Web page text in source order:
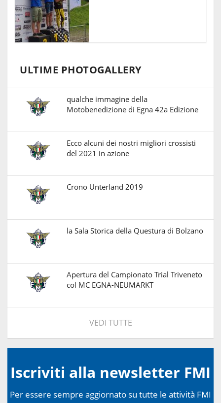
ULTIME PHOTOGALLERY
qualche immagine della
Motobenedizione di Egna 42a Edizione
Ecco alcuni dei nostri migliori crossisti
del 2021 in azione
Crono Unterland 2019
la Sala Storica della Questura di Bolzano
Apertura del Campionato Trial Triveneto
col MC EGNA-NEUMARKT
VEDI TUTTE
Iscriviti alla newsletter FMI
Per essere sempre aggiornato su tutte le attività FMI